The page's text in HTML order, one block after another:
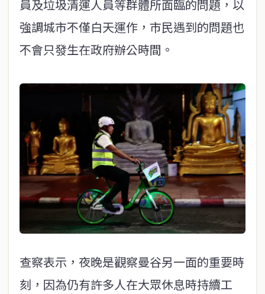
員及垃圾清運人員等群體所面臨的問題，以
強調城市不僅白天運作，市民遇到的問題也
不會只發生在政府辦公時間。
查察表示，夜晚是觀察曼谷另一面的重要時
刻，因為仍有許多人在大眾休息時持續工